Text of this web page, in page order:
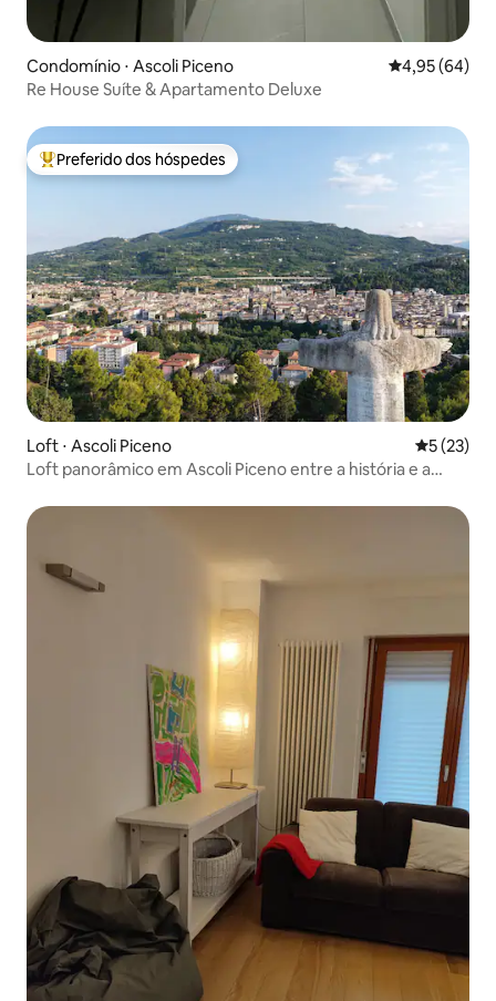
Condomínio ⋅ Ascoli Piceno 4,95 de uma
4,95 (64)
Re House Suíte & Apartamento Deluxe
Entre os melhores preferidos dos hóspedes
Preferido dos hóspedes
Loft ⋅ Ascoli Piceno 5 de uma
5 (23)
Loft panorâmico em Ascoli Piceno entre a história e a